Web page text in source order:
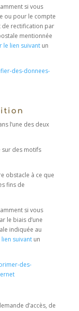
si vous
ou pour le compte
de rectification par
mentionnée
le lien suivantun
des-donnees-
l’une des deux
sur des motifs
obstacle à ce que
fins de
si vous
le biais d’une
indiquée au
suivantun
des-
d’accès, de